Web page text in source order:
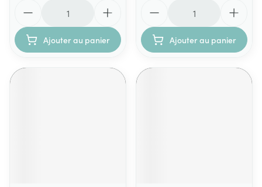
Ajouter au panier Ajouter au panier